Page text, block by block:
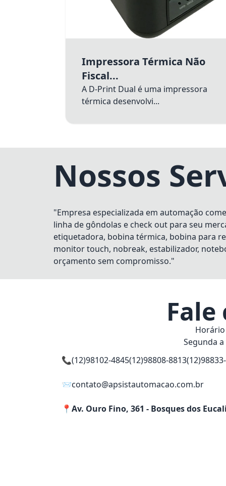
Impressora Térmica Não
Fiscal...
A D-Print Dual é uma impressora
térmica desenvolvi...
Nossos
"Empresa especializada em automação
linha de gôndolas e check out para seu
etiquetadora, bobina térmica, bobina para
monitor touch, nobreak, estabilizador,
orçamento sem compromisso."
Fale
Segunda
📞(12)98102-4845(12)98808-8813
📨contato@apsistautomacao.com.br
📍 Av. Ouro Fino, 361 - Bosques dos